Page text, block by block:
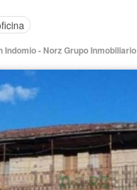
Indomio - Norz Grupo Inmobiliario